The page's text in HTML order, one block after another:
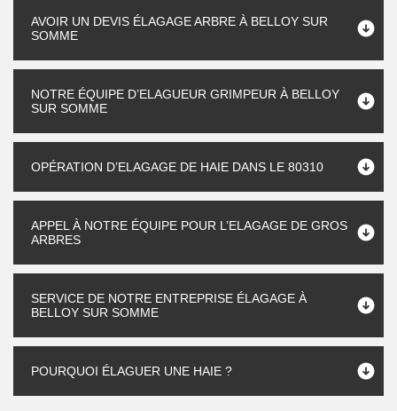
AVOIR UN DEVIS ÉLAGAGE ARBRE À BELLOY SUR
SOMME
NOTRE ÉQUIPE D’ELAGUEUR GRIMPEUR À BELLOY
SUR SOMME
OPÉRATION D’ELAGAGE DE HAIE DANS LE 80310
APPEL À NOTRE ÉQUIPE POUR L’ELAGAGE DE GROS
ARBRES
SERVICE DE NOTRE ENTREPRISE ÉLAGAGE À
BELLOY SUR SOMME
POURQUOI ÉLAGUER UNE HAIE ?